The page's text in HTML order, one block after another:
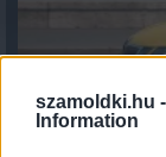
szamoldki.hu -
Information